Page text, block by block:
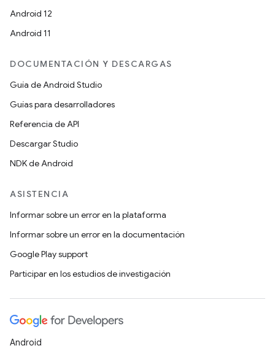
Android 12
Android 11
DOCUMENTACIÓN Y DESCARGAS
Guía de Android Studio
Guías para desarrolladores
Referencia de API
Descargar Studio
NDK de Android
ASISTENCIA
Informar sobre un error en la plataforma
Informar sobre un error en la documentación
Google Play support
Participar en los estudios de investigación
Android